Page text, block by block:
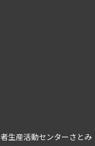
生産活動センターさとみ